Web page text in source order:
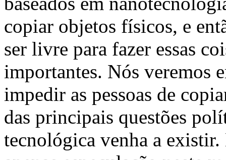
copiar objetos físicos, e
ser livre para fazer essas
importantes. Nós veremos
impedir as pessoas de
das principais questões
tecnológica venha a existir.